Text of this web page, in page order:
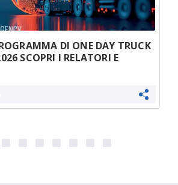
DI ONE DAY TRUCK
SCOPRI I RELATORI E